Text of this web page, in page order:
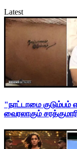
Latest
"நாட்டாமை
வைரலாகும்